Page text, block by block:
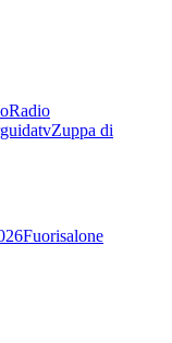
Radio
Zuppa di
Fuorisalone